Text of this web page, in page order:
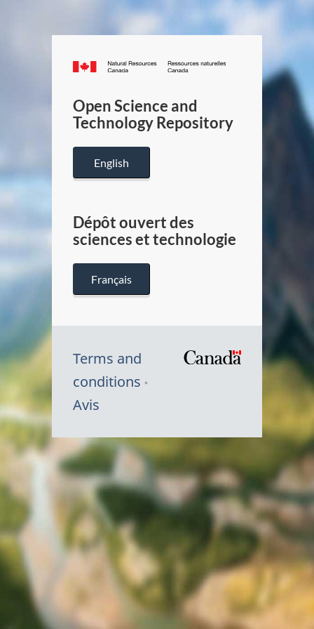
Canada.ca
/
Canada
Open Science and
Technology Repository
English
Dépôt ouvert des
sciences et technologie
Français
Terms and
conditions
Avis
Canada